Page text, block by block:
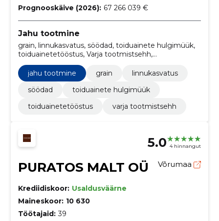
Prognooskäive (2026): 67 266 039 €
Jahu tootmine
grain, linnukasvatus, söödad, toiduainete hulgimüük,
toiduainetetööstus, Varja tootmistsehh,
köögiviljad, Jahu ja tangained, Suhkur
jahu tootmine grain
linnukasvatus
söödad
toiduainete hulgimüük
toiduainetetööstus
varja tootmistsehh
5.0 4 hinnangut
PURATOS MALT OÜ Võrumaa
Krediidiskoor: Usaldusväärne
Maineskoor: 10 630
Töötajaid: 39